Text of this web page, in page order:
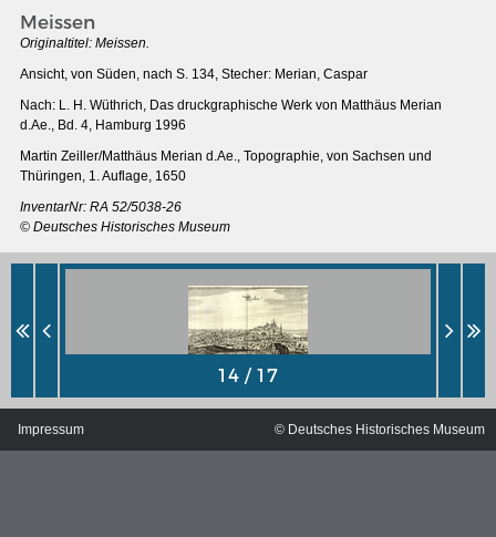
Entwicklungen im europäischen Schiffbau
MERIANS DEUTSCHLAND 1642 - 1654
Interaktive Karte
Meissen
Originaltitel: Meissen.
Ansicht, von Süden, nach S. 134, Stecher: Merian, Caspar
Nach: L. H. Wüthrich, Das druckgraphische Werk von Matthäus Merian
d.Ae., Bd. 4, Hamburg 1996
Martin Zeiller/Matthäus Merian d.Ae., Topographie, von Sachsen und
Thüringen, 1. Auflage, 1650
InventarNr: RA 52/5038-26
© Deutsches Historisches Museum
Impressum © Deutsches Historisches Museum